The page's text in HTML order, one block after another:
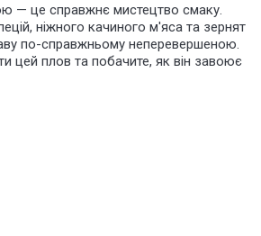
— це справжнє мистецтво смаку.
ніжного качиного м'яса та зернят
по-справжньому неперевершеною.
цей плов та побачите, як він завоює